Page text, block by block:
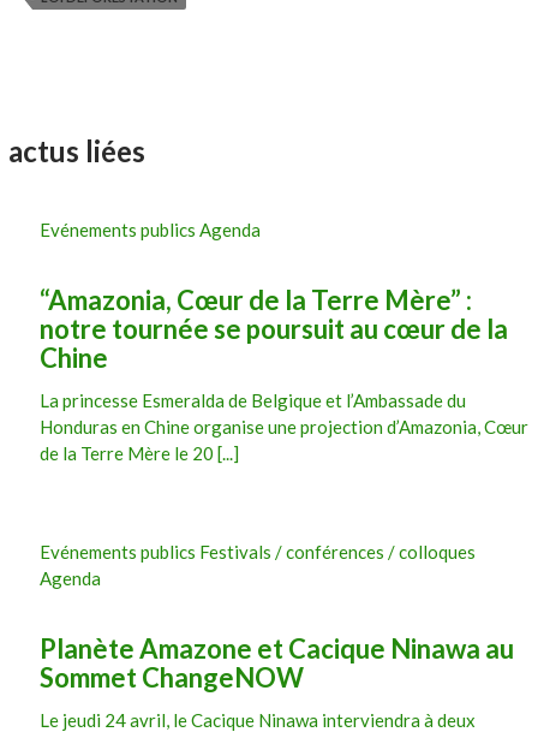
actus liées
Evénements publics Agenda
“Amazonia, Cœur de la Terre Mère” :
notre tournée se poursuit au cœur de la
Chine
La princesse Esmeralda de Belgique et l’Ambassade du
Honduras en Chine organise une projection d’Amazonia, Cœur
de la Terre Mère le 20 [...]
Evénements publics Festivals / conférences / colloques
Agenda
Planète Amazone et Cacique Ninawa au
Sommet ChangeNOW
Le jeudi 24 avril, le Cacique Ninawa interviendra à deux